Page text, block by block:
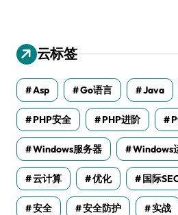
云标签
Asp Go语言 Java
PHP安全 PHP进阶
Windows服务器 Windows
云计算 优化 国际
安全 安全防护 实战